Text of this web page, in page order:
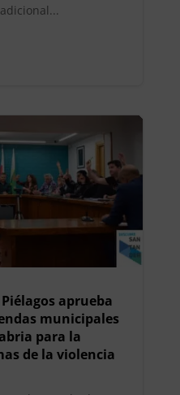
aprueba
municipales
para la
de la violencia